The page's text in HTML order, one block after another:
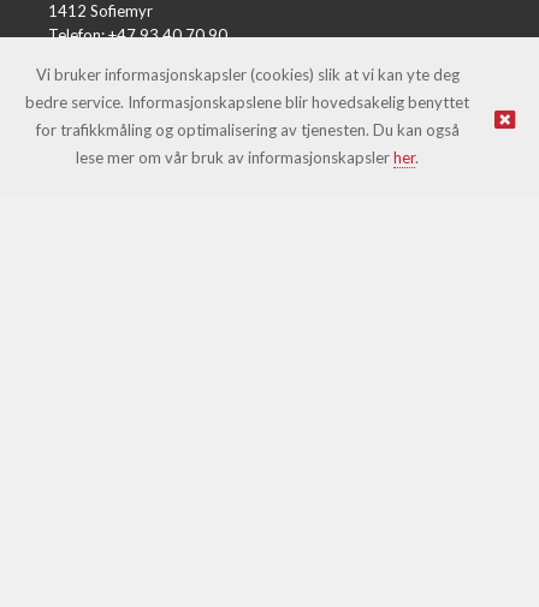
1412 Sofiemyr
Telefon: +47 93 40 70 90
© Leki |Nettbutikk levert av Kréatif
Vi bruker informasjonskapsler (cookies) slik at vi kan yte deg
bedre service. Informasjonskapslene blir hovedsakelig benyttet
for trafikkmåling og optimalisering av tjenesten. Du kan også
lese mer om vår bruk av informasjonskapslerher.